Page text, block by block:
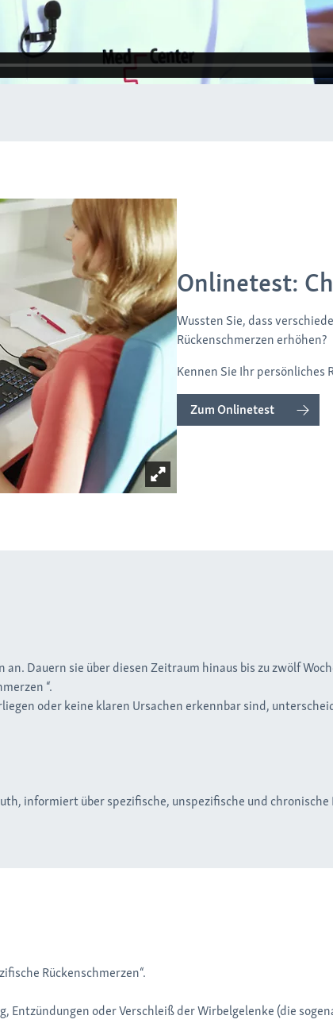
Onlinetest:
Wussten Sie, dass
Rückenschmerzen erhöhen?
Kennen Sie Ihr persönliches
Zum Onlinetest
an. Dauern sie über diesen Zeitraum hinaus bis zu zwölf
“.
oder keine klaren Ursachen erkennbar sind,
informiert über spezifische, unspezifische und chronische
Rückenschmerzen“.
oder Verschleiß der Wirbelgelenke (die